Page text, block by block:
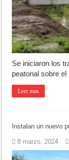
Se iniciaron los
peatonal sobre
Leer mas
Instalan un nuevo
8 marzo, 2024